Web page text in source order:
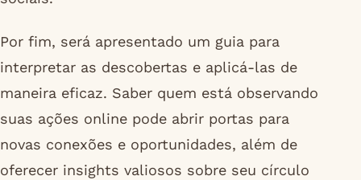
Por fim, será apresentado um guia para
interpretar as descobertas e aplicá-las de
maneira eficaz. Saber quem está observando
suas ações online pode abrir portas para
novas conexões e oportunidades, além de
oferecer insights valiosos sobre seu círculo